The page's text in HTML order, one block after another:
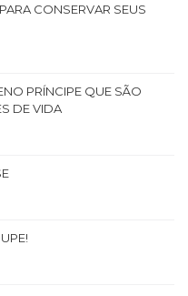
CONSERVAR SEUS
PRÍNCIPE QUE SÃO
DE VIDA